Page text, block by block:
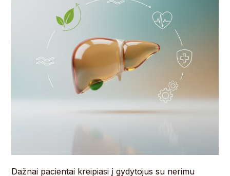
Dažnai pacientai kreipiasi į gydytojus su nerimu